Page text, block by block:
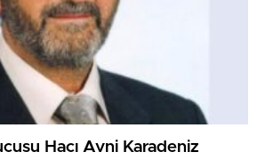
Hacı Avni Karadeniz